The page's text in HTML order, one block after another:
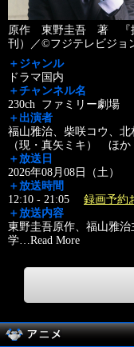
原作 東野圭吾 著 『
刊）／©フジテレビジョ
＋ジャンル
ドラマ国内
＋チャンネル名
230ch ファミリー劇場
＋出演者
福山雅治、柴咲コウ、
（現・真矢ミキ） ほか
＋放送日
2026年08月08日（土）
＋放送時間
12:10 - 21:05 録画予約
＋放送内容
東野圭吾原作、福山雅
学…Read More